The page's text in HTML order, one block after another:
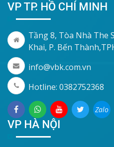
VP TP. HỒ CHÍ MINH
Tầng 8, Tòa Nhà The
Khai, P. Bến
info@vbk.com.vn
Hotline: 0382752368
Zalo
VP HÀ NỘI